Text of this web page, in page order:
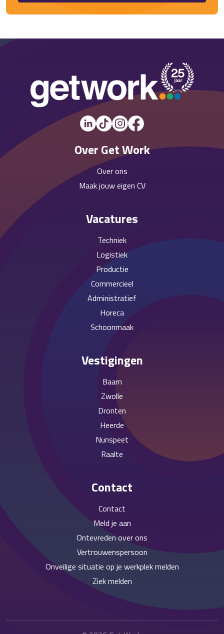
Over Get Work
Over ons
Maak jouw eigen CV
Vacatures
Techniek
Logistiek
Productie
Commercieel
Administratief
Horeca
Schoonmaak
Vestigingen
Baarn
Zwolle
Dronten
Heerde
Nunspeet
Raalte
Contact
Contact
Meld je aan
Ontevreden over ons
Vertrouwenspersoon
Onveilige situatie op je werkplek melden
Ziek melden